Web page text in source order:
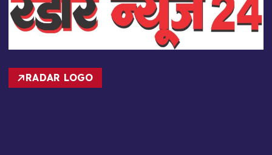
RADAR LOGO